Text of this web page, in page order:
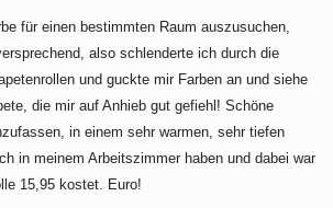
für einen bestimmten Raum auszusuchen,
also schlenderte ich durch die
und guckte mir Farben an und siehe
die mir auf Anhieb gut gefiehl! Schöne
in einem sehr warmen, sehr tiefen
in meinem Arbeitszimmer haben und dabei war
15,95 kostet. Euro!